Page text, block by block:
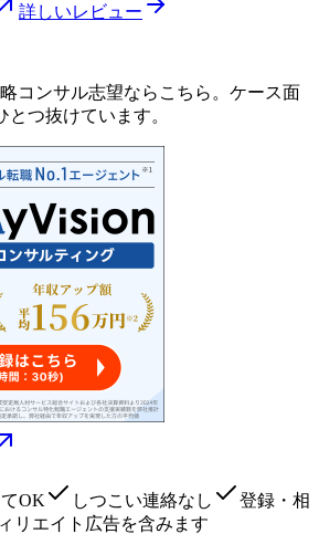
詳しいレビュー
コンサル志望ならこちら。ケース面
つ抜けています。
OK しつこい連絡なし
登録・相
リエイト広告を含みます